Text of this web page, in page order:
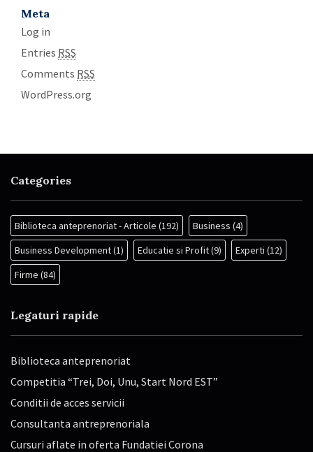
Meta
Log in
Entries RSS
Comments RSS
WordPress.org
Categories
Biblioteca anteprenoriat - Articole (192) Business (4)
Business Development(1) Educatie si Profit(9) Experti (12)
Firme (84)
Legaturi rapide
Biblioteca anteprenoriat
Competitia “Trei, Doi, Unu, Start Nord EST”
Conditii de acces servicii
Consultanta antreprenoriala
Cursuri aflate in oferta Fundatiei Corona